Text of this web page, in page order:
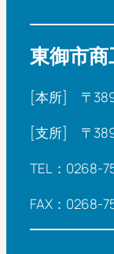
東御市商
[本所] 〒
[支所] 〒
TEL：0268-
FAX：0268-